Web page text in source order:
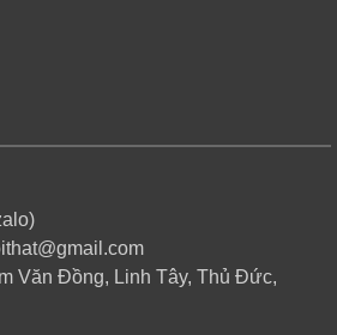
Văn Đồng, Linh Tây, Thủ Đức,